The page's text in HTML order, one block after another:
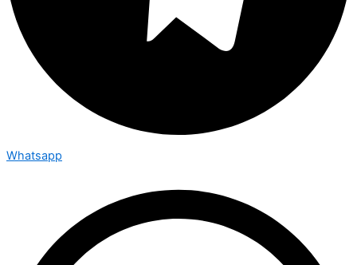
Whatsapp